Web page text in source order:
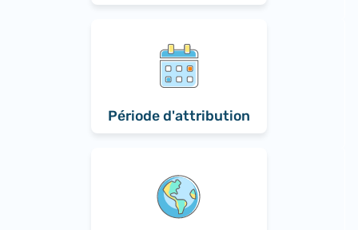
Période d'attribution